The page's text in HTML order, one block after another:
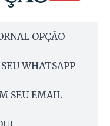
OPÇÃO
WHATSAPP
SEU EMAIL